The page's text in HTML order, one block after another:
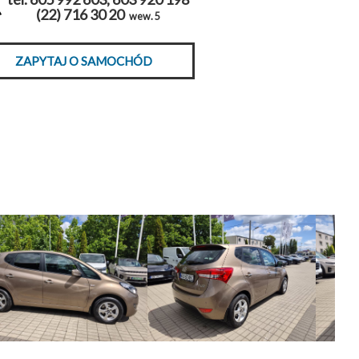
(22) 716 30 20 wew. 5
ZAPYTAJ O SAMOCHÓD